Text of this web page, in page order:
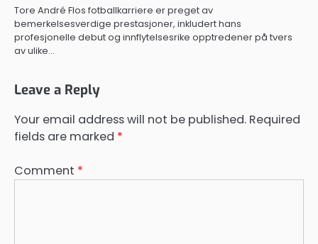
Tore André Flos fotballkarriere er preget av
bemerkelsesverdige prestasjoner, inkludert hans
profesjonelle debut og innflytelsesrike opptredener på tvers
av ulike…
Leave a Reply
Your email address will not be published. Required
fields are marked *
Comment *